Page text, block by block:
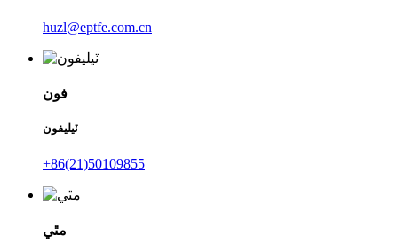
huzl@eptfe.com.cn
فون
ٽيليفون
+86(21)50109855
مٿي